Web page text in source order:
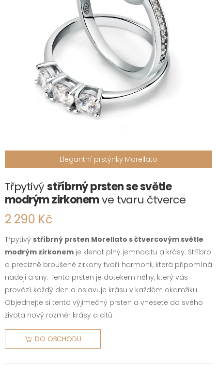
Elegantní prstýnky Morellato
Třpytivýstříbrný prsten se světle
modrým zirkonemve tvaru čtverce
2 290 Kč
Třpytivý stříbrný prsten Morellato s čtvercovým světle
modrým zirkonem je klenot plný jemnocitu a krásy. Stříbro
a precizně broušené zirkony tvoří harmonii, která připomíná
naději a sny. Tento prsten je dotekem něhy, který vás
provází každý den a oslavuje krásu v každém okamžiku.
Objednejte si tento výjimečný prsten a vnesete do svého
života nový rozměr krásy a citů.
DO OBCHODU